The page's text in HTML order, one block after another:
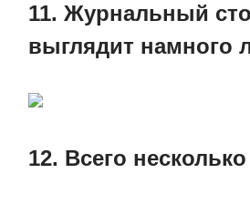
11. Журнальный
выглядит намного
12. Всего